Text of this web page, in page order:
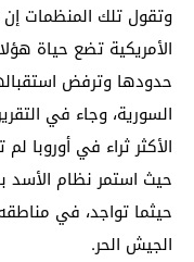
وتقول تلك المنظمات إن
الأمريكية تضع حياة
حدودها وترفض
السورية، وجاء في
الأكثر ثراء في أوروبا
حيث استمر نظام الأسد
حيثما تواجد، في
الجيش الحر.